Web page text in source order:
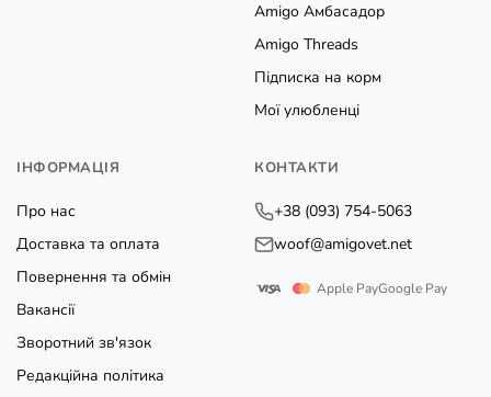
Amigo Амбасадор
Amigo Threads
Підписка на корм
Мої улюбленці
ІНФОРМАЦІЯ
Про нас
Доставка та оплата
Повернення та обмін
Вакансії
Зворотний зв'язок
Редакційна політика
КОНТАКТИ
+38 (093) 754-5063
woof@amigovet.net
Apple PayGoogle Pay